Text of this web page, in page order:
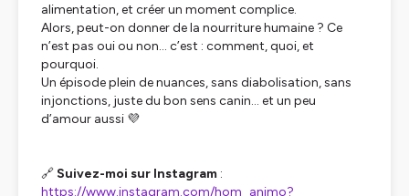
alimentation, et créer un moment complice.
Alors, peut-on donner de la nourriture humaine ? Ce
n’est pas oui ou non… c’est : comment, quoi, et
pourquoi.
Un épisode plein de nuances, sans diabolisation, sans
injonctions, juste du bon sens canin… et un peu
d’amour aussi 💜
🔗 Suivez-moi sur Instagram :
https://www.instagram.com/hom_animo?